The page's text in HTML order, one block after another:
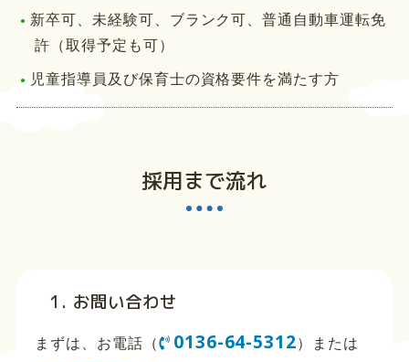
新卒可、未経験可、ブランク可、普通自動車運転免
許（取得予定も可）
児童指導員及び保育士の資格要件を満たす方
採用まで流れ
1. お問い合わせ
まずは、お電話（ 0136-64-5312）または